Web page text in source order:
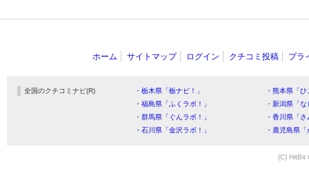
ホーム サイトマップ ログイン クチコミ投稿 プラ
全国のクチコミナビ(R) ・栃木県「栃ナビ！」
・熊本県「
・福島県「ふくラボ！」
・新潟県「
・群馬県「ぐんラボ！」
・香川県「
・石川県「金沢ラボ！」
・鹿児島県
(C) HitBit